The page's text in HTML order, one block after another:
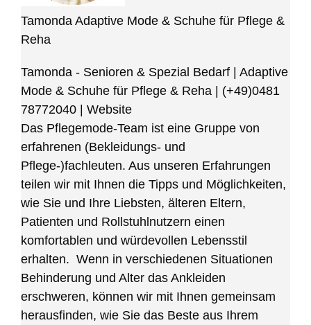
Tamonda Adaptive Mode & Schuhe für Pflege &
Reha
Tamonda - Senioren & Spezial Bedarf | Adaptive
Mode & Schuhe für Pflege & Reha | (+49)0481
78772040 | Website
Das Pflegemode-Team ist eine Gruppe von
erfahrenen (Bekleidungs- und
Pflege-)fachleuten. Aus unseren Erfahrungen
teilen wir mit Ihnen die Tipps und Möglichkeiten,
wie Sie und Ihre Liebsten, älteren Eltern,
Patienten und Rollstuhlnutzern einen
komfortablen und würdevollen Lebensstil
erhalten. Wenn in verschiedenen Situationen
Behinderung und Alter das Ankleiden
erschweren, können wir mit Ihnen gemeinsam
herausfinden, wie Sie das Beste aus Ihrem